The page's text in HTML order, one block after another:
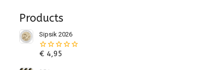
Products
Sipsik 2026
0
€4,95